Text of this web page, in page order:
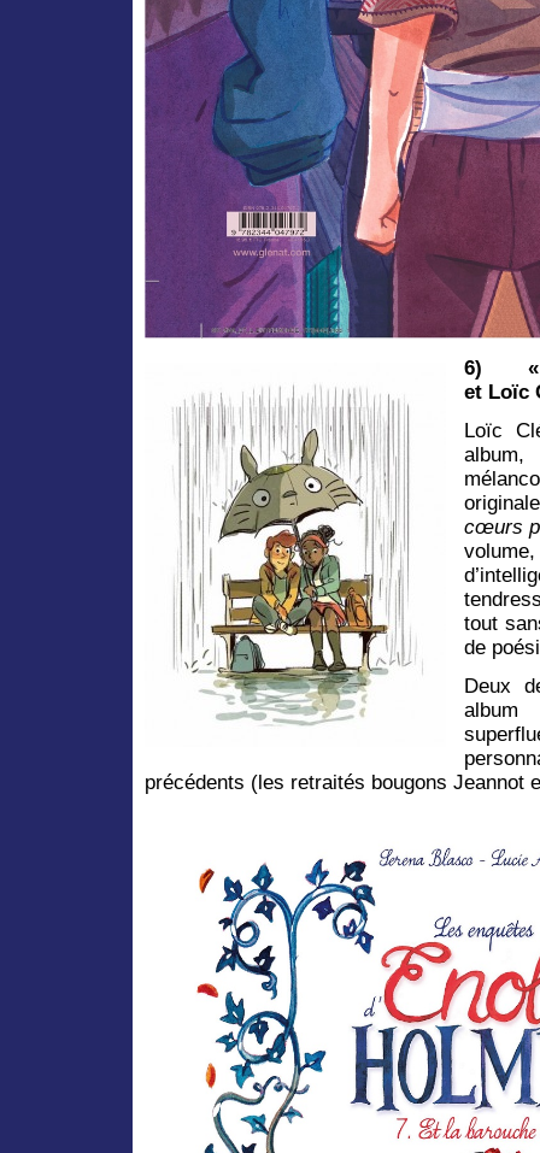
6)
et Loïc
Loïc
cœurs
tout
de
Deux
album
précédents (les retraités bougons Jeannot